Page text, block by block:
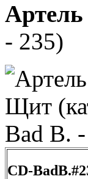
Артель
- 235)
CD-